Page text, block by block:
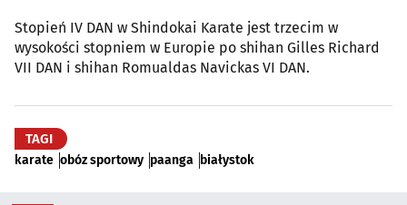
Stopień IV DAN w Shindokai Karate jest trzecim w
wysokości stopniem w Europie po shihan Gilles Richard
VII DAN i shihan Romualdas Navickas VI DAN.
TAGI
karate obóz sportowy paanga białystok